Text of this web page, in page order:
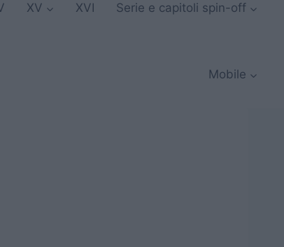
XV XVI Serie e capitoli spin-off
Mobile